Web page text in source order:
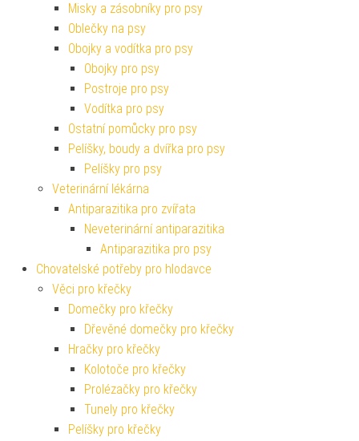
Misky a zásobníky pro psy
Oblečky na psy
Obojky a vodítka pro psy
Obojky pro psy
Postroje pro psy
Vodítka pro psy
Ostatní pomůcky pro psy
Pelíšky, boudy a dvířka pro psy
Pelíšky pro psy
Veterinární lékárna
Antiparazitika pro zvířata
Neveterinární antiparazitika
Antiparazitika pro psy
Chovatelské potřeby pro hlodavce
Věci pro křečky
Domečky pro křečky
Dřevěné domečky pro křečky
Hračky pro křečky
Kolotoče pro křečky
Prolézačky pro křečky
Tunely pro křečky
Pelíšky pro křečky